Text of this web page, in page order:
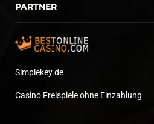
PARTNER
Simplekey.de
Casino Freispiele ohne Einzahlung